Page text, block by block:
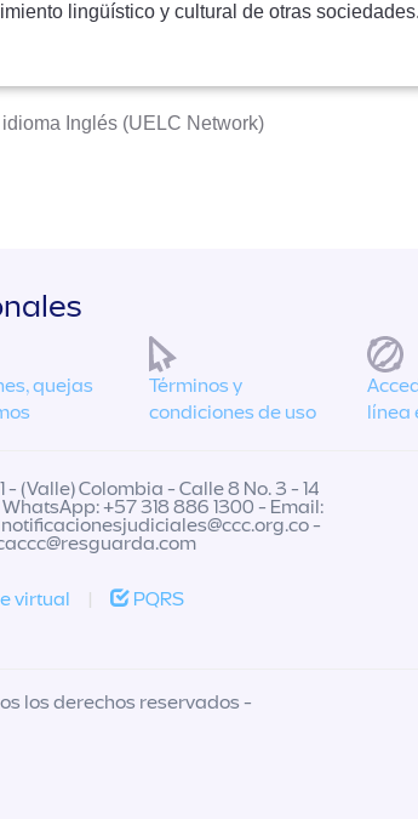
lingüístico y cultural de otras sociedades.
Inglés (UELC Network)
quejas
Términos y
condiciones de uso
línea
(Valle) Colombia - Calle 8 No. 3 - 14
+57 318 886 1300 - Email:
notificacionesjudiciales@ccc.org.co-
virtual | PQRS
los derechos reservados -